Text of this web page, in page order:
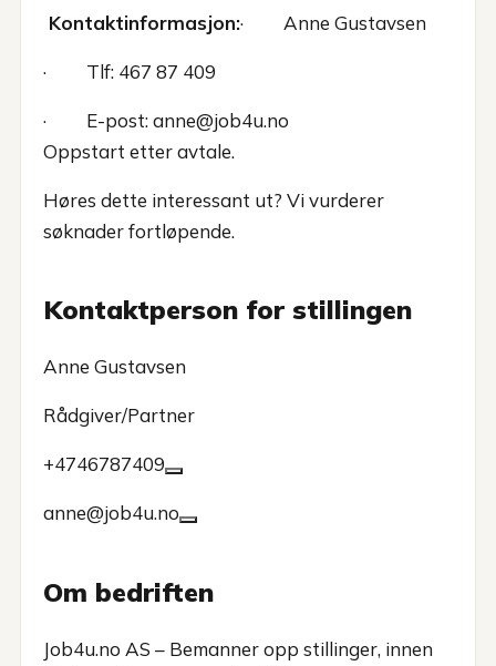
Kontaktinformasjon:· Anne Gustavsen
· Tlf: 467 87 409
· E-post:anne@job4u.no
Oppstart etter avtale.
Høres dette interessant ut? Vi vurderer
søknader fortløpende.
Kontaktperson for stillingen
Anne Gustavsen
Rådgiver/Partner
+4746787409
anne@job4u.no
Om bedriften
Job4u.no AS – Bemanner opp stillinger, innen